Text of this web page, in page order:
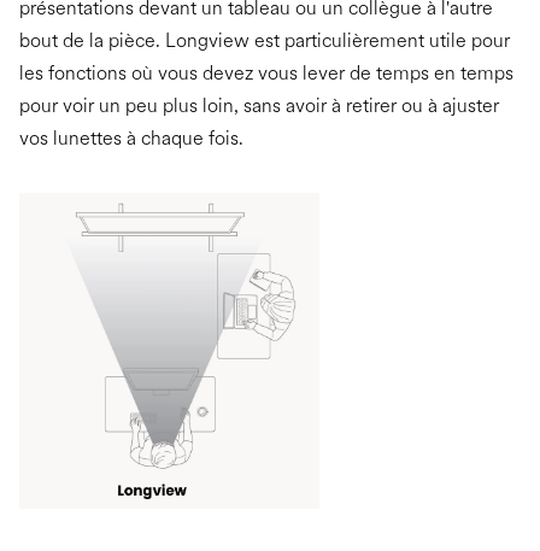
présentations devant un tableau ou un collègue à l'autre
bout de la pièce. Longview est particulièrement utile pour
les fonctions où vous devez vous lever de temps en temps
pour voir un peu plus loin, sans avoir à retirer ou à ajuster
vos lunettes à chaque fois.